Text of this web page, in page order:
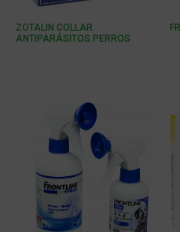
ZOTALIN COLLAR
ANTIPARÁSITOS PERROS